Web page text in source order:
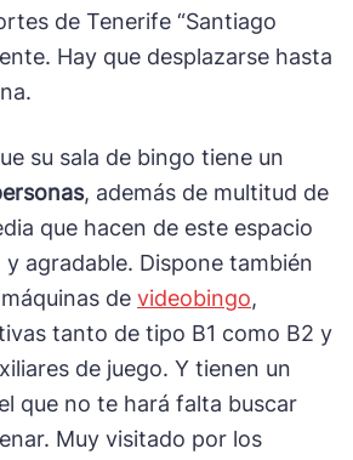
de Tenerife “Santiago
Hay que desplazarse hasta
su sala de bingo tiene un
, además de multitud de
que hacen de este espacio
agradable. Dispone también
de videobingo,
tanto de tipo B1 como B2 y
de juego. Y tienen un
que no te hará falta buscar
Muy visitado por los